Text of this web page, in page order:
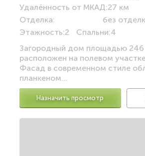
Удалённость от МКАД:27 км
Отделка:
без
Этажность:2 Спальни:4
Загородный дом площадью 246
расположен на полевом
Фасад в современном стиле
планкеном...
Назначить просмотр